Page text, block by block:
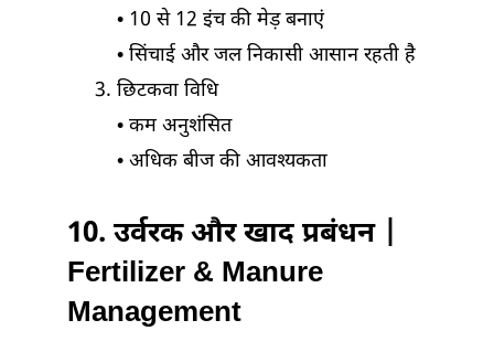
• 10 से 12 इंच की मेड़ बनाएं
• सिंचाई और जल निकासी आसान रहती है
छिटकवा विधि
• कम अनुशंसित
• अधिक बीज की आवश्यकता
10. उर्वरक और खाद प्रबंधन |
Fertilizer & Manure
Management